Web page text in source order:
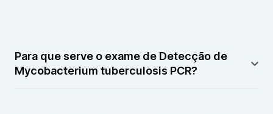
Para que serve o exame de Detecção de
Mycobacterium tuberculosis PCR?